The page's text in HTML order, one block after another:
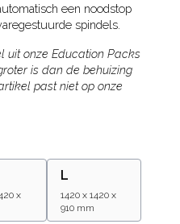
een noodstop
spindels.
uit onze Education Packs
is dan de behuizing
past niet op onze
x
L
1420 x 1420 x
910 mm